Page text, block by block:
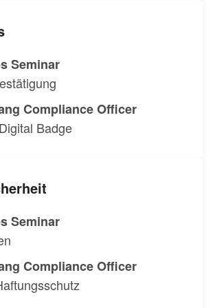
Seminar
Compliance Officer
Badge
Seminar
Compliance Officer